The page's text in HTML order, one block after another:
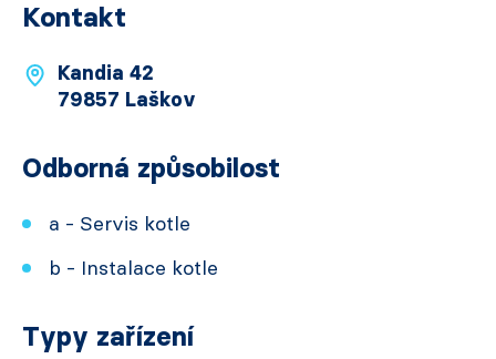
Kontakt
Kandia 42
79857 Laškov
Odborná způsobilost
a - Servis kotle
b - Instalace kotle
Typy zařízení